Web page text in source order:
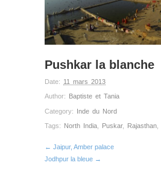
Pushkar la blanche
Date: 11 mars 2013
Author: Baptiste et Tania
Category: Inde du Nord
Tags: North India Puskar, Rajasthan
← Jaipur, Amber palace
Jodhpur la bleue →